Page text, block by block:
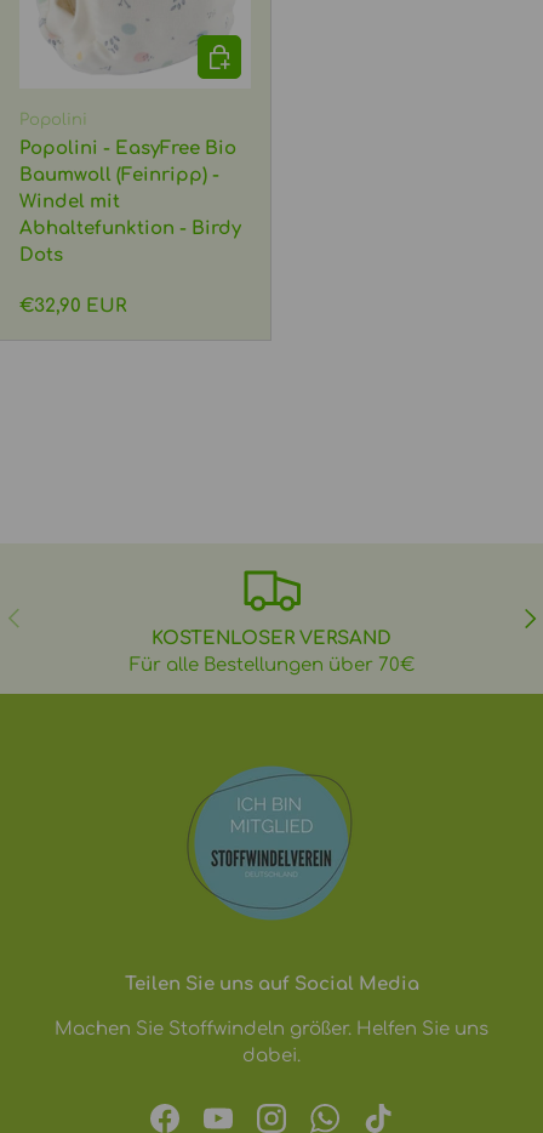
Popolini
Popolini - EasyFree Bio
Baumwoll (Feinripp) -
Windel mit
Abhaltefunktion - Birdy
Dots
Normaler Preis
€32,90 EUR
OPTIONEN AUSWÄHLEN
VORHERIGE
KOSTENLOSER VERSAND
Für alle Bestellungen über 70€
Teilen Sie uns auf Social Media
Machen Sie Stoffwindeln größer. Helfen Sie uns
dabei.